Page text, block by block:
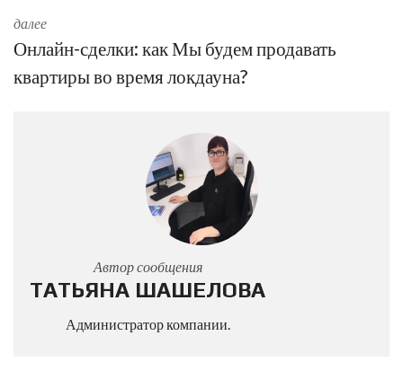
далее
Онлайн-сделки: как Мы будем продавать
квартиры во время локдауна?
Автор сообщения
ТАТЬЯНА ШАШЕЛОВА
Администратор компании.